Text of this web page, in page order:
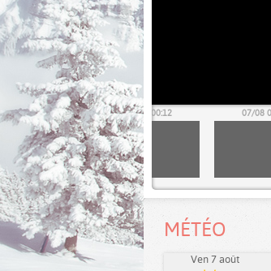
07/08 00:02 07/08 00:12 07/08
MÉTÉO
Ven 7 août